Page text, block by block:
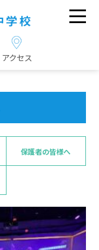
アクセス
保護者の皆様へ